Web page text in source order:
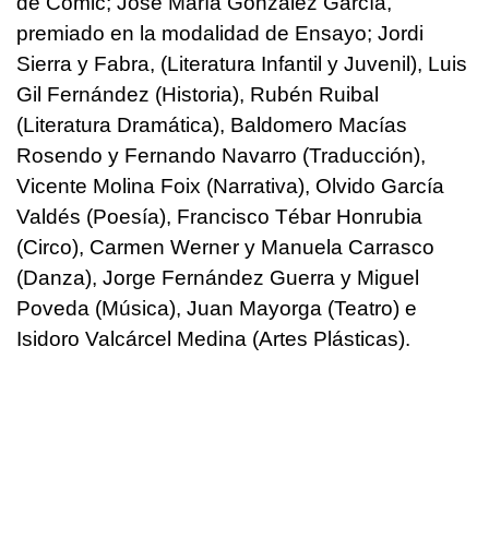
premiado en la modalidad de Ensayo; Jordi
Sierra y Fabra, (Literatura Infantil y Juvenil), Luis
Gil Fernández (Historia), Rubén Ruibal
(Literatura Dramática), Baldomero Macías
Rosendo y Fernando Navarro (Traducción),
Vicente Molina Foix (Narrativa), Olvido García
Valdés (Poesía), Francisco Tébar Honrubia
(Circo), Carmen Werner y Manuela Carrasco
(Danza), Jorge Fernández Guerra y Miguel
Poveda (Música), Juan Mayorga (Teatro) e
Isidoro Valcárcel Medina (Artes Plásticas).